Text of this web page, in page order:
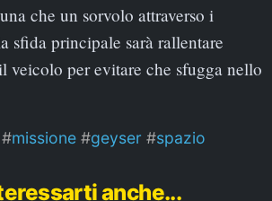
che un sorvolo attraverso i
sfida principale sarà rallentare
veicolo per evitare che sfugga nello
missione geyser spazio
anche...